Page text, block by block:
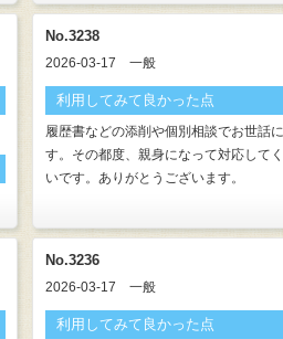
No.3238
2026-03-17 一般
利用してみて良かった点
履歴書などの添削や個別相談でお世話
す。その都度、親身になって対応して
いです。ありがとうございます。
No.3236
2026-03-17 一般
利用してみて良かった点